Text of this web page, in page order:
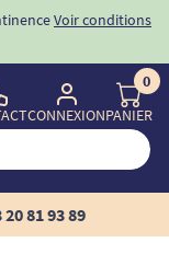
Voir conditions
CONNEXION
0
PANIER
20 81 93 89